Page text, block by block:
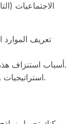
الاجتماعيات
تعريف الموارد
أسباب استنزاف هذه الموارد والانعكاسات البيئية والاقتصادية.
استراتيجيات وتقنيات للحفاظ عليها وإدارتها المستدامة.